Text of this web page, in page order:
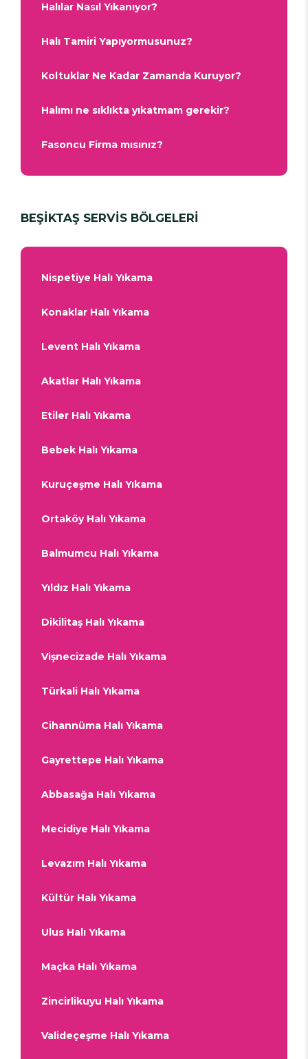
Halılar Nasıl Yıkanıyor?
Halı Tamiri Yapıyormusunuz?
Koltuklar Ne Kadar Zamanda Kuruyor?
Halımı ne sıklıkta yıkatmam gerekir?
Fasoncu Firma mısınız?
BEŞİKTAŞ SERVİS BÖLGELERİ
Nispetiye Halı Yıkama
Konaklar Halı Yıkama
Levent Halı Yıkama
Akatlar Halı Yıkama
Etiler Halı Yıkama
Bebek Halı Yıkama
Kuruçeşme Halı Yıkama
Ortaköy Halı Yıkama
Balmumcu Halı Yıkama
Yıldız Halı Yıkama
Dikilitaş Halı Yıkama
Vişnecizade Halı Yıkama
Türkali Halı Yıkama
Cihannüma Halı Yıkama
Gayrettepe Halı Yıkama
Abbasağa Halı Yıkama
Mecidiye Halı Yıkama
Levazım Halı Yıkama
Kültür Halı Yıkama
Ulus Halı Yıkama
Maçka Halı Yıkama
Zincirlikuyu Halı Yıkama
Valideçeşme Halı Yıkama